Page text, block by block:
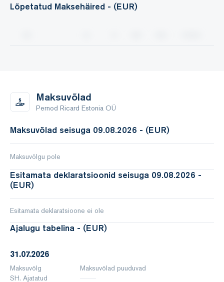
Lõpetatud Maksehäired - (EUR)
Maksuvõlad
Pernod Ricard Estonia OÜ
Maksuvõlad seisuga 09.08.2026 - (EUR)
Maksuvõlgu pole
Esitamata deklaratsioonid seisuga 09.08.2026 -
(EUR)
Esitamata deklaratsioone ei ole
Ajalugu tabelina - (EUR)
31.07.2026
Maksuvõlg
Maksuvõlad puuduvad
SH. Ajatatud